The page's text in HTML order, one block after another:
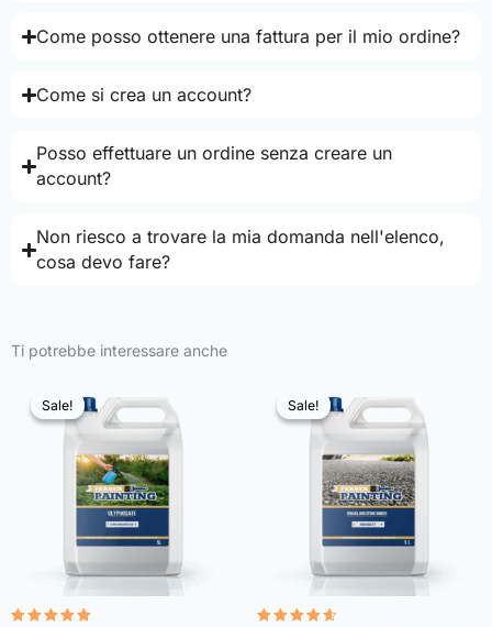
Come posso ottenere una fattura per il mio ordine?
Come si crea un account?
Posso effettuare un ordine senza creare un
account?
Non riesco a trovare la mia domanda nell'elenco,
cosa devo fare?
Ti potrebbe interessare anche
Sale!
Sale! Sale!
Sale!